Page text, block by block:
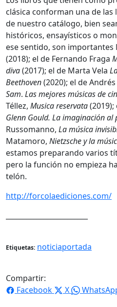
clásica conforman una de
de nuestro catálogo, bien
históricos, ensayísticos o
ese sentido, son importantes
(2018); el de Fernando Fraga
diva(2017); el de Marta Vela
Beethoven(2020); el de
Sam. Las mejores músicas de
Téllez, Musica reservata
Glenn Gould. La imaginación al
Russomanno, La música
Matamoro, Nietzsche y la
estamos preparando varios
pero la función no empieza
telón.
http://forcolaediciones.com/
Etiquetas: noticiaportada
Compartir:
Facebook
X